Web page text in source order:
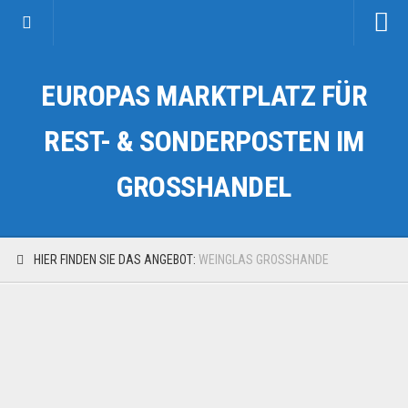
Kategorien
Auto & Motorrad
Fahrzeuge & Transport
EUROPAS MARKTPLATZ FÜR
REST- & SONDERPOSTEN IM
GROSSHANDEL
HIER FINDEN SIE DAS ANGEBOT: WEINGLAS GROSSHANDE